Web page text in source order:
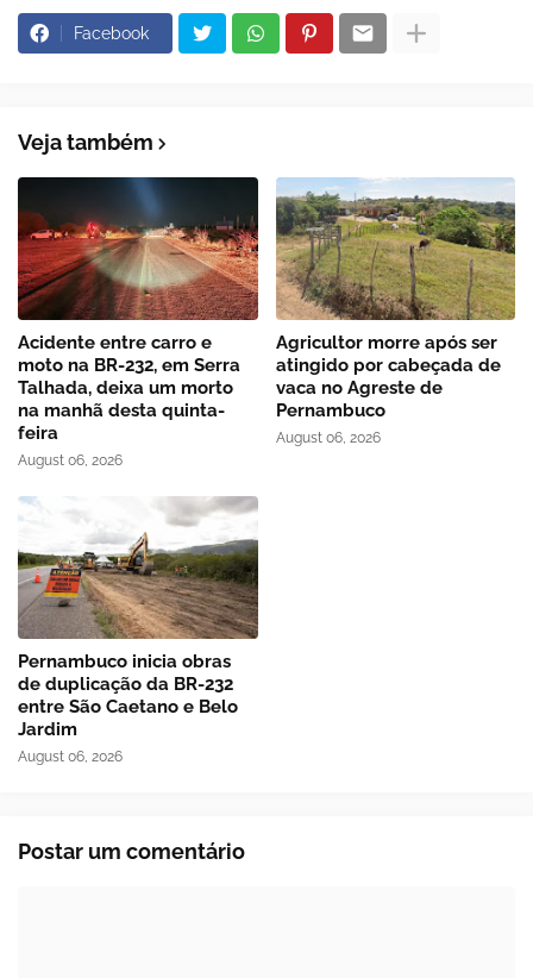
Facebook
Veja também
Acidente entre carro e
moto na BR-232, em Serra
Talhada, deixa um morto
na manhã desta quinta-
feira
August 06, 2026
Agricultor morre após ser
atingido por cabeçada de
vaca no Agreste de
Pernambuco
August 06, 2026
Pernambuco inicia obras
de duplicação da BR-232
entre São Caetano e Belo
Jardim
August 06, 2026
Postar um comentário